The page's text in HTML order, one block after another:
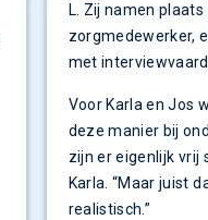
L. Zij namen
zorgmedewerker,
met
Voor Karla en Jos
deze manier bij
zijn er eigenlijk vrij
Karla. “Maar juist
realistisch.”